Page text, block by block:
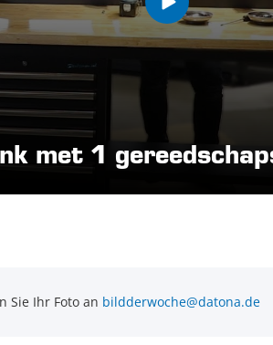
met 1
Sie Ihr Foto an bildderwoche@datona.de